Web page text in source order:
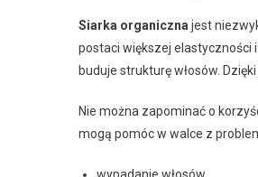
Siarka organiczna jest
postaci większej elastyczności
buduje strukturę włosów.
Nie można zapominać o
mogą pomóc w walce z
wypadanie włosów,